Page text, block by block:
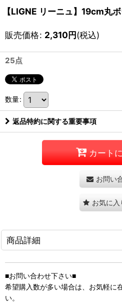
【LIGNE リーニュ】19cm丸
販売価格: 2,310円(税込)
25点
数量:
返品特約に関する重要事項
カート
お問い
お気に入
商品詳細
■お問い合わせ下さい■
希望購入数が多い場合は、お気軽に
い。